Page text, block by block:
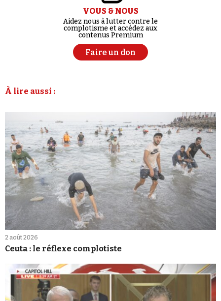
VOUS & NOUS
Aidez nous à lutter contre le
complotisme et accédez aux
contenus Premium
Faire un don
À lire aussi :
2 août 2026
Ceuta : le réflexe complotiste